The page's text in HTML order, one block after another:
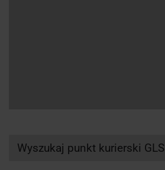
Wyszukaj punkt kurierski GLS